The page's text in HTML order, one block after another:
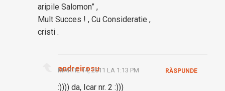
aripile Salomon” ,
Mult Succes ! , Cu Consideratie ,
cristi .
andreirosu
MARTIE 14, 2011 LA 1:13 PM
:)))) da, Icar nr. 2 :)))
RĂSPUNDE